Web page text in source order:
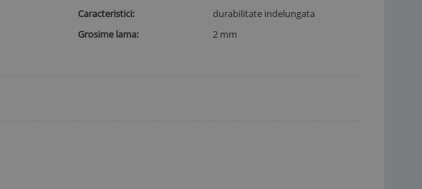
Caracteristici
durabilitate indelungata
Grosime lama
2 mm